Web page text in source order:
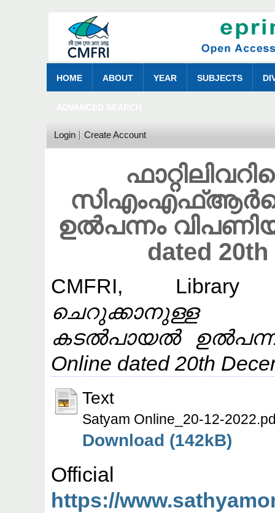
HOME ABOUT YEAR SUBJECTS
Login Create Account
ഉൽപന്നം
dated
CMFRI, Library
ചെറുക്കാനുള്ള
കടൽപായൽ ഉൽപന്നം
Online dated 20th
Text
Satyam Online_20-12-
Download (142kB)
https://